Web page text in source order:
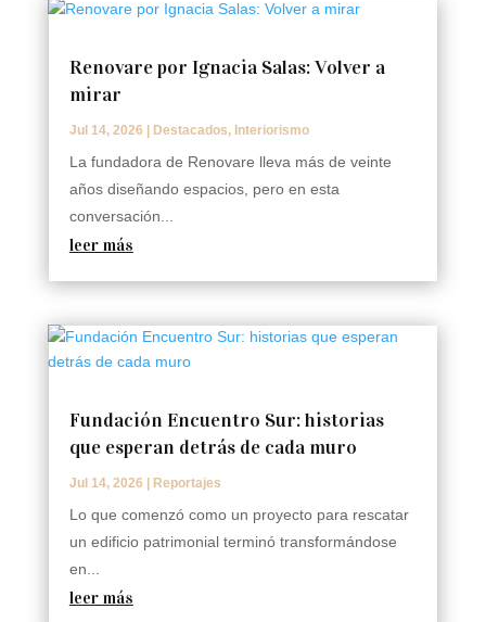
Renovare por Ignacia Salas: Volver a
mirar
Jul 14, 2026 Destacados, Interiorismo
La fundadora de Renovare lleva más de veinte
años diseñando espacios, pero en esta
conversación...
leer más
Fundación Encuentro Sur: historias
que esperan detrás de cada muro
Jul 14, 2026 Reportajes
Lo que comenzó como un proyecto para rescatar
un edificio patrimonial terminó transformándose
en...
leer más